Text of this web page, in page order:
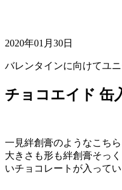
2020年01月30日
バレンタインに向けてユ
チョコエイド 缶
一見絆創膏のようなこち
大きさも形も絆創膏そっ
いチョコレートが入ってい